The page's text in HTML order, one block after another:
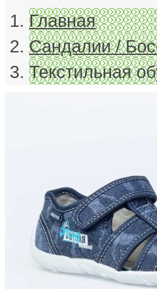
Главная
Сандалии /
Текстильная